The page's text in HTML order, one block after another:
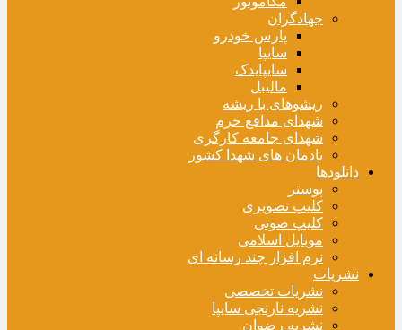
جهادگران
پارس خودرو
سایپا
سایپایدک
مالیبل
ریشوهای با ریشه
شهدای مدافع حرم
شهدای جامعه کارگری
یادمان های شهدا کشور
دانلودها
پوستر
کلیپ تصویری
کلیپ صوتی
موبایل اسلامی
نرم افزار چند رسانه ای
نشریات
نشریات تخصصی
نشریه نارنجی سایپا
نشریه رضوان